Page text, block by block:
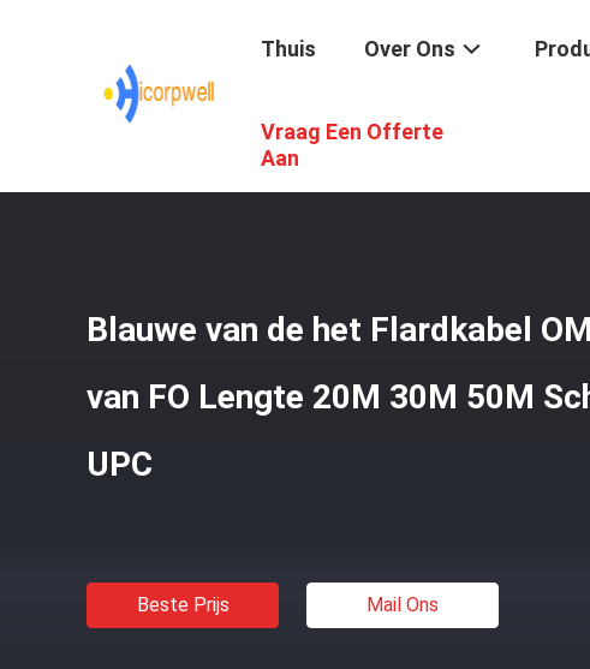
Thuis Over Ons
Vraag Een Offerte
Aan
Glasvezel Patchkabels /
Blauwe van de het Flardkabel
van FO Lengte 20M 30M 50M
UPC
Beste Prijs Mail Ons